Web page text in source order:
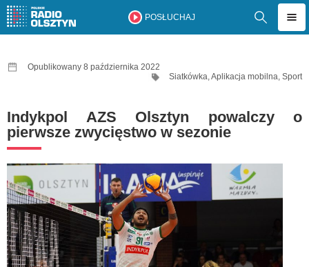
POSŁUCHAJ
Opublikowany 8 października 2022
Siatkówka,Aplikacja mobilna, Sport
Indykpol AZS Olsztyn powalczy o
pierwsze zwycięstwo w sezonie